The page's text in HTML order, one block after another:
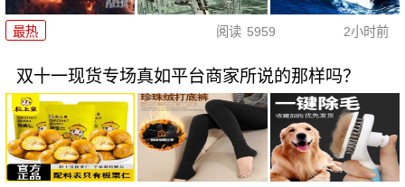
最热 阅读 5959 2小时前
双十一现货专场真如平台商家所说的那样吗？